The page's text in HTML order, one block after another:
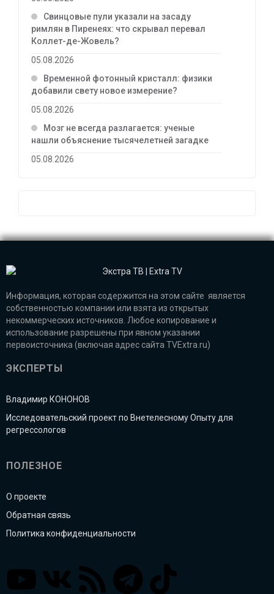
Свинцовые пули указали на засаду
римлян в Пиренеях: что скрывал перевал
Коллет-де-Жовель?
05.08.2026
Временной фотонный кристалл: физики
добавили свету новое измерение?
05.08.2026
Мозг не всегда разлагается: ученые
нашли объяснение тысячелетней загадке
05.08.2026
Информация, которая содержится на этом сайте является
собственностью компании или взята из открытых
некоммерческих источников. Любое копирование и
использование разрешены при явном указании
первоисточника (включая адрес сайта TVExtra.ru)
ЭКСПЕРТЫ
Владимир КОНОНОВ
Исследовательский проект по Внетелесному Опыту для
регрессологов
ПОЛЕЗНОЕ
О проекте
Обратная связь
Политика конфиденциальности